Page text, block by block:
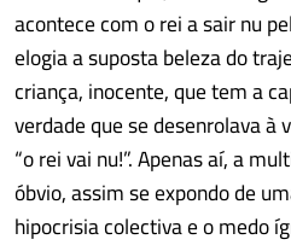
acontece com o rei a sair nu
elogia a suposta beleza do
criança, inocente, que tem a
verdade que se desenrolava à
“o rei vai nu!”. Apenas aí, a
óbvio, assim se expondo de
hipocrisia colectiva e o medo